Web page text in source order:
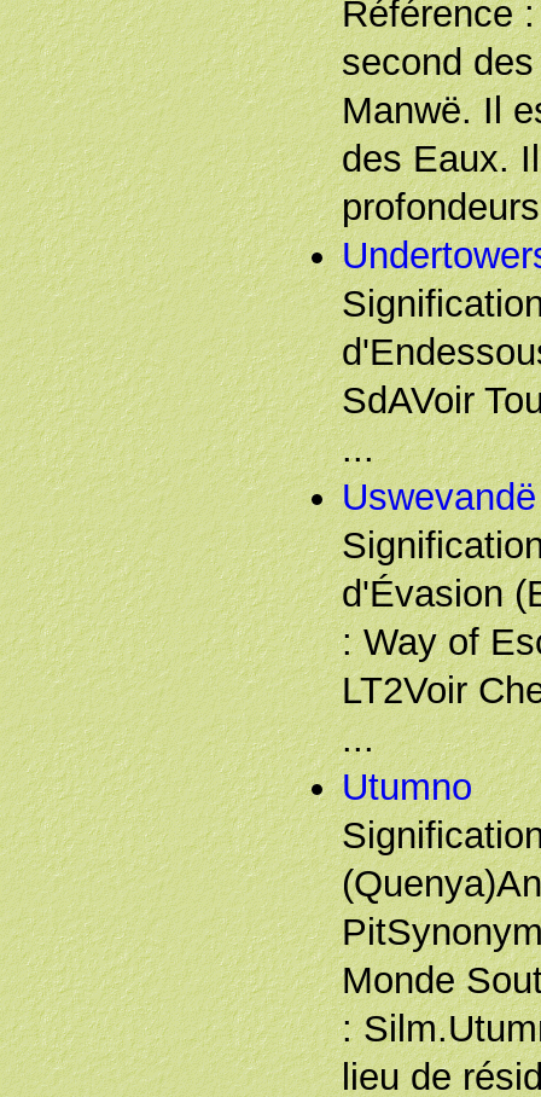
Référence
second
Manwë. Il
des Eaux.
SdAVoir
...
d'Évasion
: Way of
LT2Voir
...
Utumno
Monde
:
lieu de